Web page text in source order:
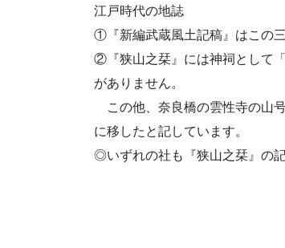
江戸時代の地誌
①『新編武蔵風土記稿』はこの
②『狭山之栞』には神祠として
がありません。
この他、奈良橋の雲性寺の山
に移したと記しています。
◎いずれの社も『狭山之栞』の